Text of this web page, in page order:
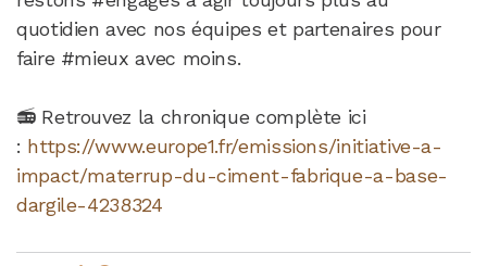
quotidien avec nos équipes et partenaires pour
faire #mieux avec moins.
📻 Retrouvez la chronique complète ici
: https://www.europe1.fr/emissions/initiative-a-
impact/materrup-du-ciment-fabrique-a-base-
dargile-4238324